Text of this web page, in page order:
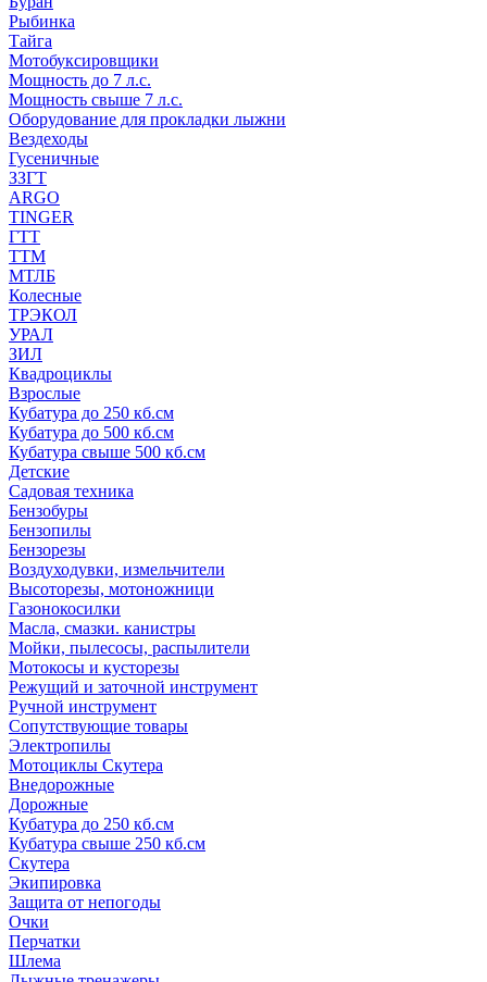
Рыбинка
Тайга
Мотобуксировщики
Мощность до 7 л.с.
Мощность свыше 7 л.с.
Оборудование для прокладки лыжни
Вездеходы
Гусеничные
ЗЗГТ
ARGO
TINGER
ГТТ
ТТМ
МТЛБ
Колесные
ТРЭКОЛ
УРАЛ
ЗИЛ
Квадроциклы
Взрослые
Кубатура до 250 кб.см
Кубатура до 500 кб.см
Кубатура свыше 500 кб.см
Детские
Садовая техника
Бензобуры
Бензопилы
Бензорезы
Воздуходувки, измельчители
Высоторезы, мотоножници
Газонокосилки
Масла, смазки. канистры
Мойки, пылесосы, распылители
Мотокосы и кусторезы
Режущий и заточной инструмент
Ручной инструмент
Сопутствующие товары
Электропилы
Мотоциклы Скутера
Внедорожные
Дорожные
Кубатура до 250 кб.см
Кубатура свыше 250 кб.см
Скутера
Экипировка
Защита от непогоды
Очки
Перчатки
Шлема